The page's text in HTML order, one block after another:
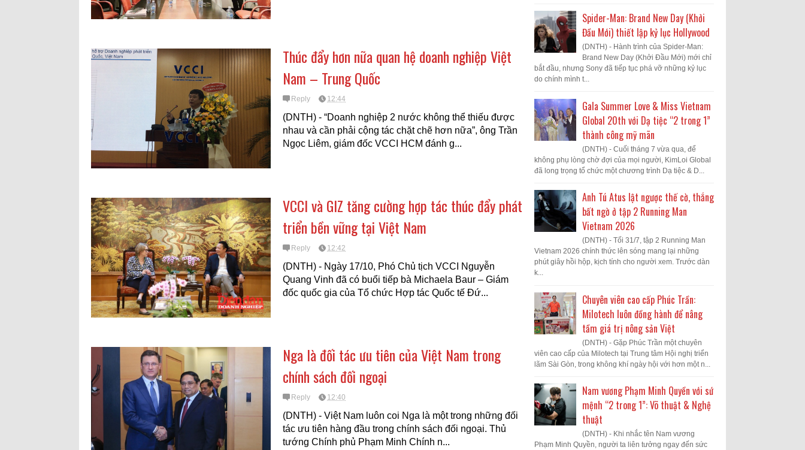
Thúc đẩy hơn nữa quan hệ doanh nghiệp Việt
Nam – Trung Quốc
Reply 12:44
(DNTH) - “Doanh nghiệp 2 nước không thể thiếu được
nhau và cần phải cộng tác chặt chẽ hơn nữa”, ông Trần
Ngọc Liêm, giám đốc VCCI HCM đánh g...
VCCI và GIZ tăng cường hợp tác thúc đẩy phát
triển bền vững tại Việt Nam
Reply 12:42
(DNTH) - Ngày 17/10, Phó Chủ tịch VCCI Nguyễn
Quang Vinh đã có buổi tiếp bà Michaela Baur – Giám
đốc quốc gia của Tổ chức Hợp tác Quốc tế Đứ...
Nga là đối tác ưu tiên của Việt Nam trong
chính sách đối ngoại
Reply 12:40
(DNTH) - Việt Nam luôn coi Nga là một trong những đối
tác ưu tiên hàng đầu trong chính sách đối ngoại. Thủ
tướng Chính phủ Phạm Minh Chính n...
Spider-Man: Brand New Day (Khởi
Đầu Mới) thiết lập kỷ lục Hollywood
(DNTH) - Hành trình của Spider-Man:
Brand New Day (Khởi Đầu Mới) mới chỉ
bắt đầu, nhưng Sony đã tiếp tục phá vỡ những kỷ lục
do chính mình t...
Gala Summer Love & Miss Vietnam
Global 20th với Dạ tiệc “2 trong 1”
thành công mỹ mãn
(DNTH) - Cuối tháng 7 vừa qua, để
không phụ lòng chờ đợi của mọi người, KimLoi Global
đã long trọng tổ chức một chương trình Dạ tiệc & D...
Anh Tú Atus lật ngược thế cờ, thắng
bất ngờ ở tập 2 Running Man
Vietnam 2026
(DNTH) - Tối 31/7, tập 2 Running Man
Vietnam 2026 chính thức lên sóng mang lại những
phút giây hồi hộp, kịch tính cho người xem. Trước dàn
k...
Chuyên viên cao cấp Phúc Trần:
Milotech luôn đồng hành để nâng
tầm giá trị nông sản Việt
(DNTH) - Gặp Phúc Trần một chuyên
viên cao cấp của Milotech tại Trung tâm Hội nghị triển
lãm Sài Gòn, trong không khí ngày hội với hơn một n...
Nam vương Phạm Minh Quyền với sứ
mệnh “2 trong 1”: Võ thuật & Nghệ
thuật
(DNTH) - Khi nhắc tên Nam vương
Phạm Minh Quyền, người ta liên tưởng ngay đến sức